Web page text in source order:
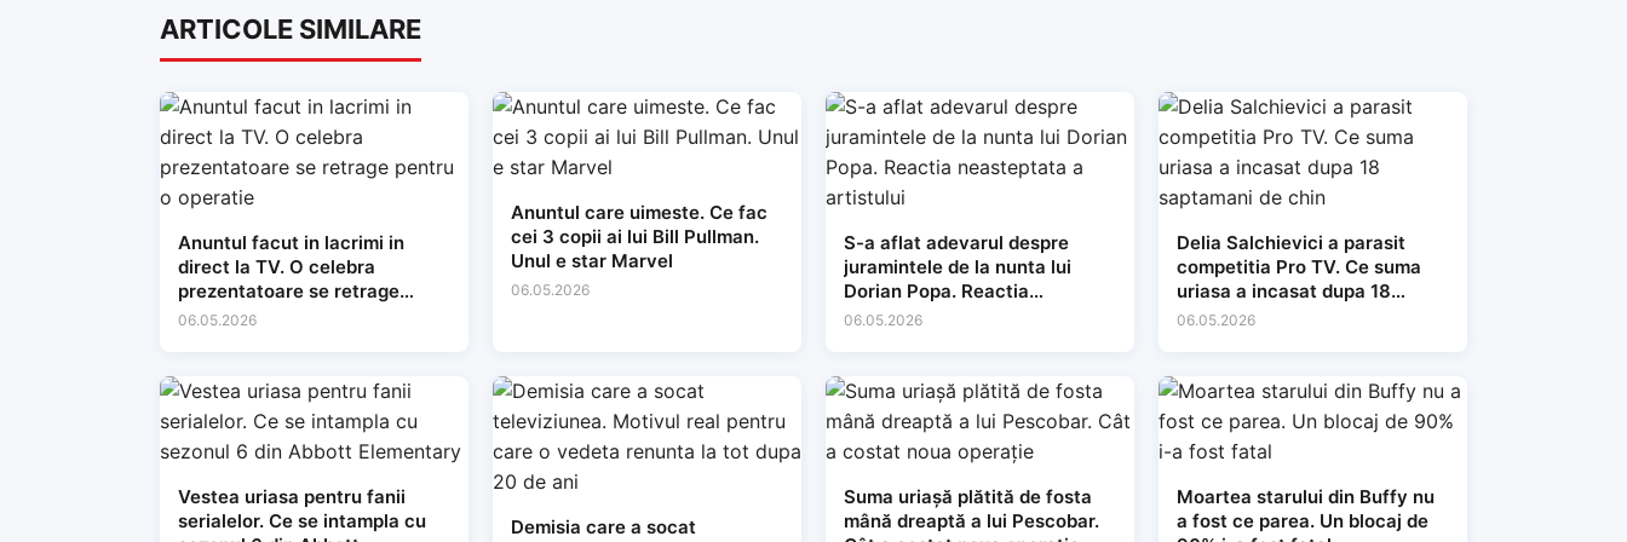
ARTICOLE SIMILARE
Anuntul facut in lacrimi in
direct la TV. O celebra
prezentatoare se retrage
pentru o operatie
06.05.2026
Anuntul care uimeste. Ce fac
cei 3 copii ai lui Bill Pullman.
Unul e star Marvel
06.05.2026
S-a aflat adevarul despre
juramintele de la nunta lui
Dorian Popa. Reactia
neasteptata a artistului
06.05.2026
Delia Salchievici a parasit
competitia Pro TV. Ce suma
uriasa a incasat dupa 18
saptamani de chin
06.05.2026
Vestea uriasa pentru fanii
serialelor. Ce se intampla cu
Demisia care a socat
Suma uriașă plătită de fosta
mână dreaptă a lui Pescobar.
Moartea starului din Buffy nu
a fost ce parea. Un blocaj de